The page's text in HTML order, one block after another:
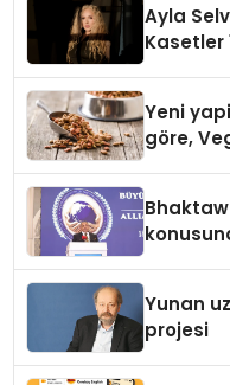
Ayla
Kasetler
Yeni
göre,
Yunan
projesi